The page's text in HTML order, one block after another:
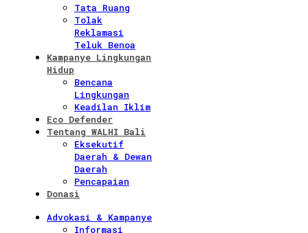
Tata Ruang
Tolak
Reklamasi
Teluk Benoa
Kampanye Lingkungan
Hidup
Bencana
Lingkungan
Keadilan Iklim
Eco Defender
Tentang WALHI Bali
Eksekutif
Daerah & Dewan
Daerah
Pencapaian
Donasi
Advokasi & Kampanye
Informasi